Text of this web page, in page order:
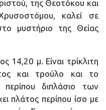
της Θεοτόκου και
καλεί σε
μυστήριο της Θείας
14,20 μ. Είναι τρίκλιτη
και τρούλο και το
περίπου διπλάσιο των
πλάτος περίπου ίσο με